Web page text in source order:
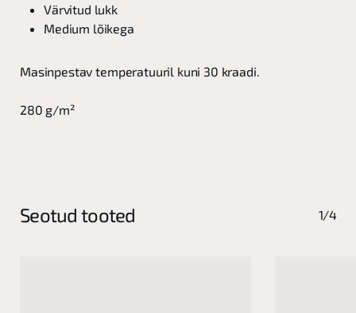
Värvitud lukk
Medium lõikega
Masinpestav temperatuuril kuni 30 kraadi.
280 g/m²
Seotud tooted 1/4